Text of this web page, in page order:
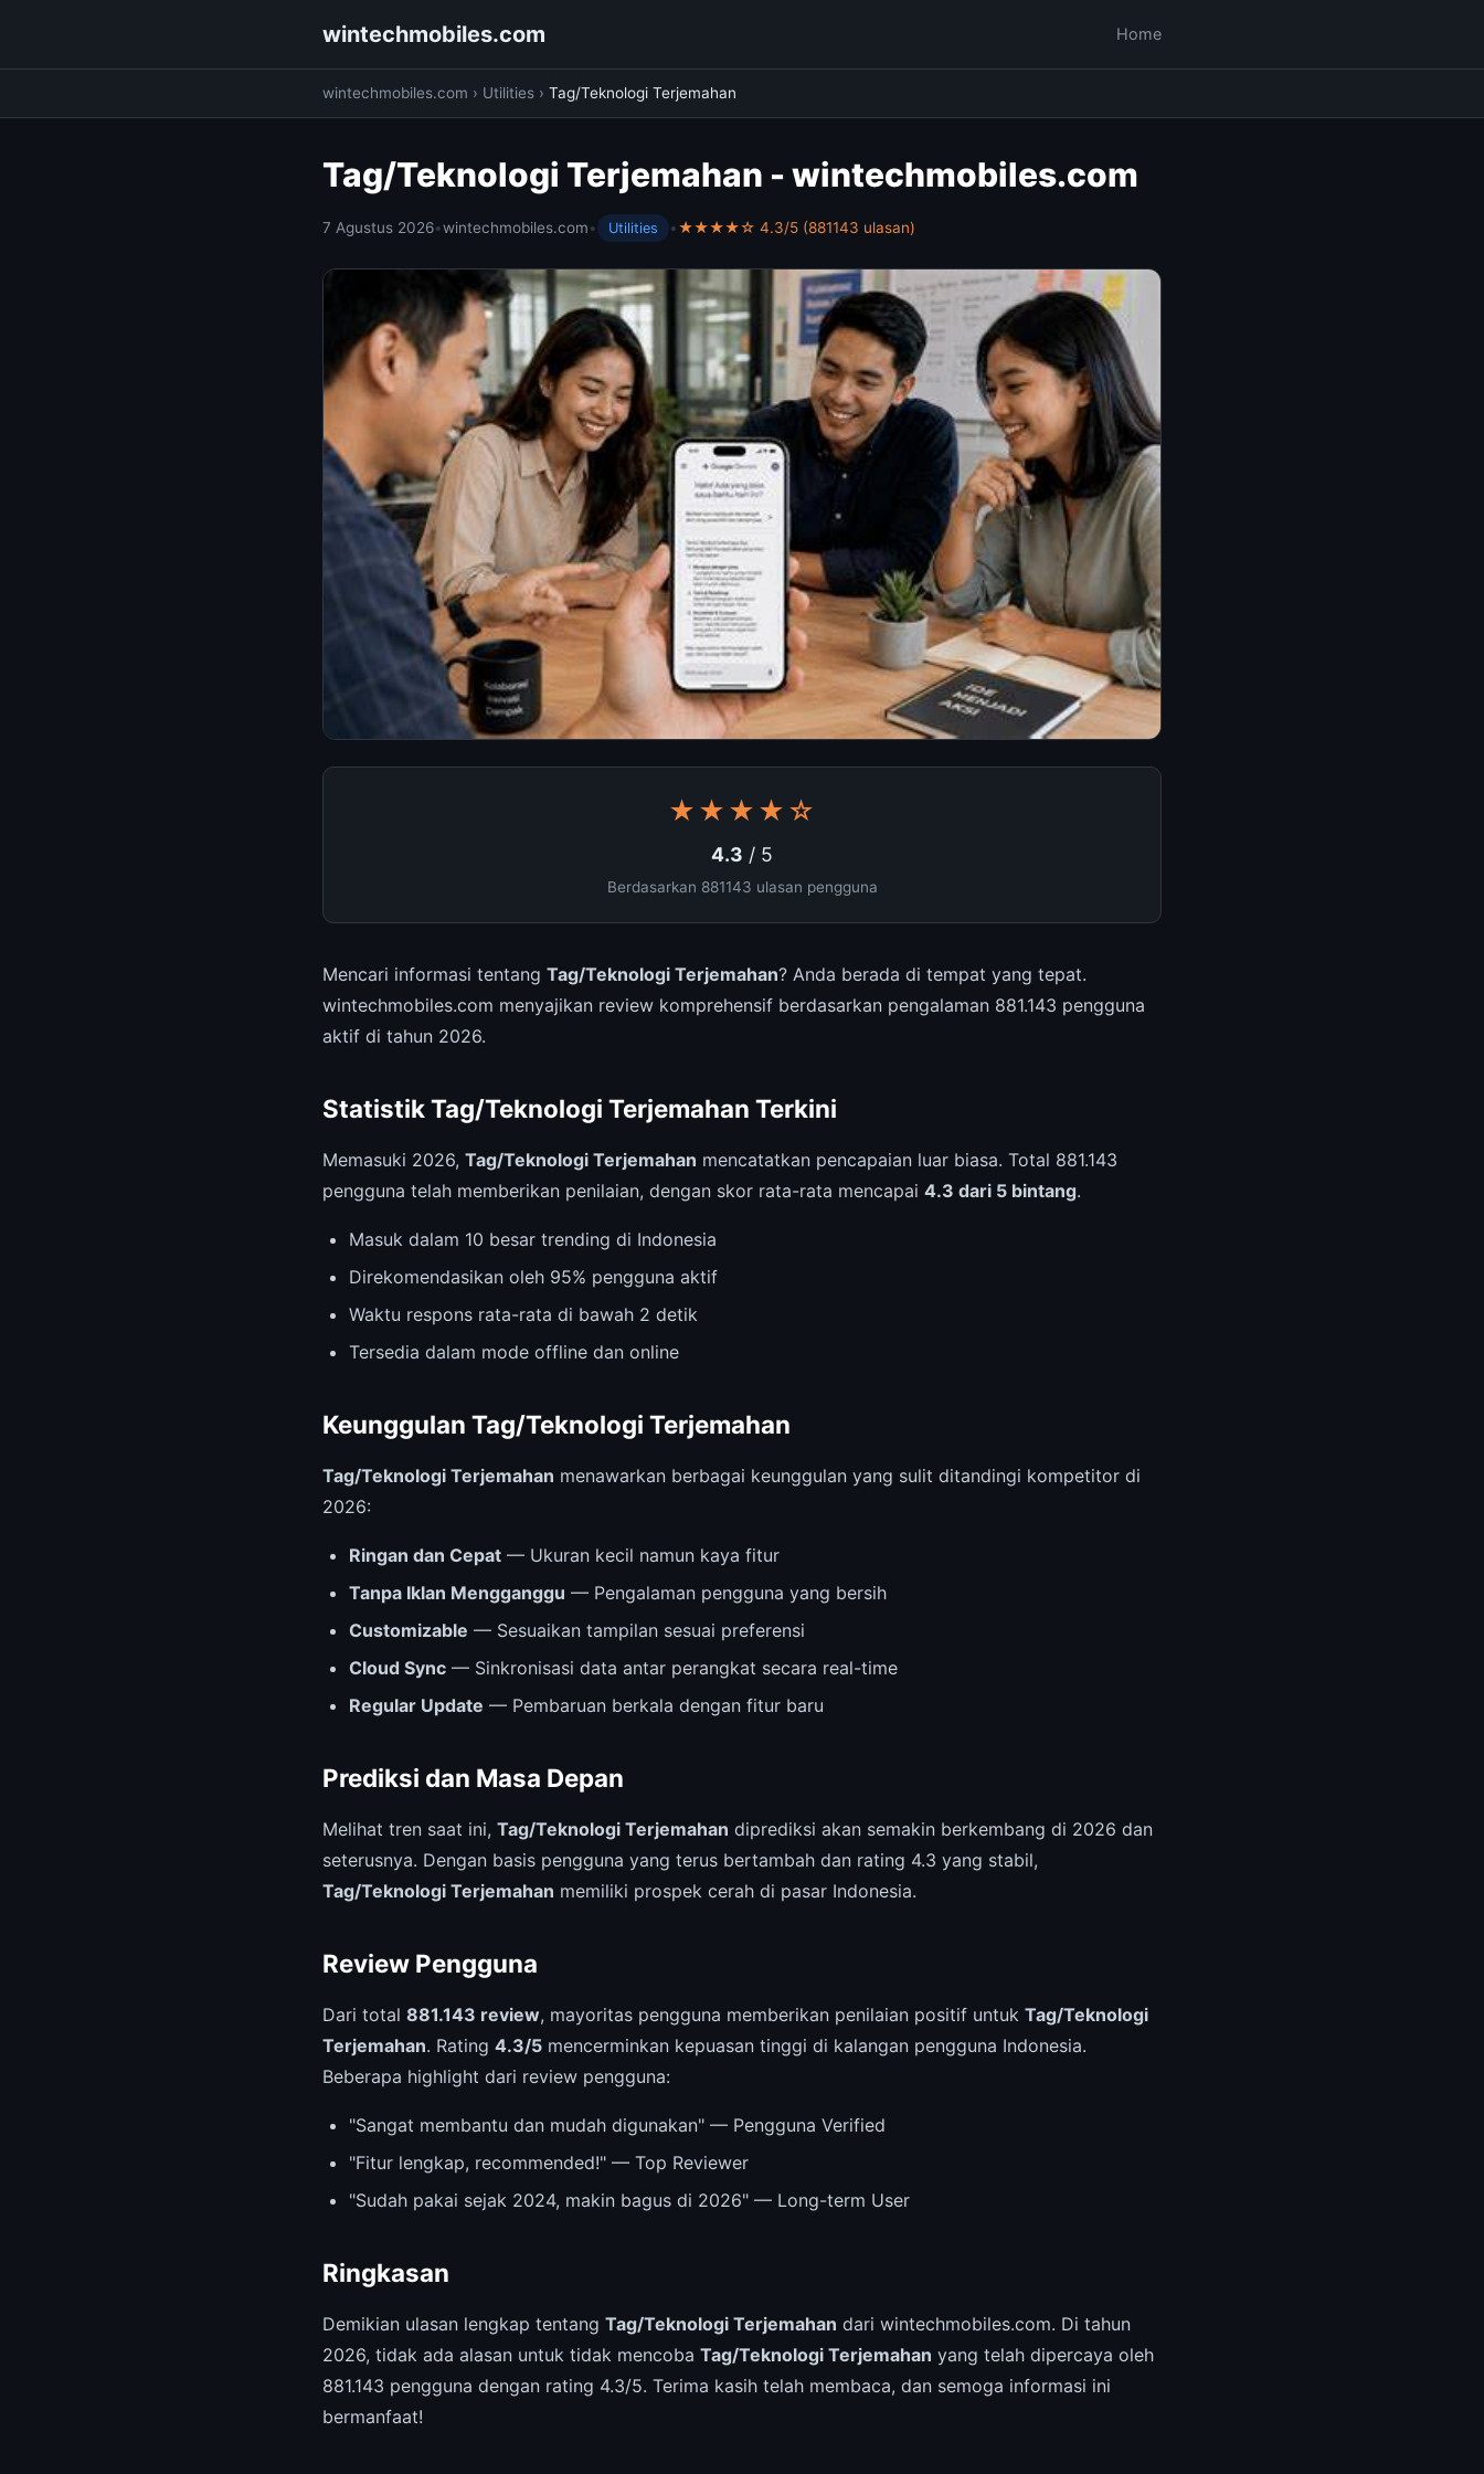
wintechmobiles.com Home
wintechmobiles.com › Utilities › Tag/Teknologi Terjemahan
Tag/Teknologi Terjemahan - wintechmobiles.com
7 Agustus 2026•wintechmobiles.com• Utilities •★★★★☆ 4.3/5 (881143 ulasan)
★★★★☆
4.3 / 5
Berdasarkan 881143 ulasan pengguna
Mencari informasi tentang Tag/Teknologi Terjemahan? Anda berada di tempat yang tepat.
wintechmobiles.com menyajikan review komprehensif berdasarkan pengalaman 881.143 pengguna
aktif di tahun 2026.
Statistik Tag/Teknologi Terjemahan Terkini
Memasuki 2026, Tag/Teknologi Terjemahan mencatatkan pencapaian luar biasa. Total 881.143
pengguna telah memberikan penilaian, dengan skor rata-rata mencapai 4.3 dari 5 bintang.
Masuk dalam 10 besar trending di Indonesia
Direkomendasikan oleh 95% pengguna aktif
Waktu respons rata-rata di bawah 2 detik
Tersedia dalam mode offline dan online
Keunggulan Tag/Teknologi Terjemahan
Tag/Teknologi Terjemahan menawarkan berbagai keunggulan yang sulit ditandingi kompetitor di
2026:
Ringan dan Cepat — Ukuran kecil namun kaya fitur
Tanpa Iklan Mengganggu — Pengalaman pengguna yang bersih
Customizable — Sesuaikan tampilan sesuai preferensi
Cloud Sync — Sinkronisasi data antar perangkat secara real-time
Regular Update — Pembaruan berkala dengan fitur baru
Prediksi dan Masa Depan
Melihat tren saat ini, Tag/Teknologi Terjemahan diprediksi akan semakin berkembang di 2026 dan
seterusnya. Dengan basis pengguna yang terus bertambah dan rating 4.3 yang stabil,
Tag/Teknologi Terjemahan memiliki prospek cerah di pasar Indonesia.
Review Pengguna
Dari total 881.143 review, mayoritas pengguna memberikan penilaian positif untuk Tag/Teknologi
Terjemahan. Rating 4.3/5 mencerminkan kepuasan tinggi di kalangan pengguna Indonesia.
Beberapa highlight dari review pengguna:
"Sangat membantu dan mudah digunakan" — Pengguna Verified
"Fitur lengkap, recommended!" — Top Reviewer
"Sudah pakai sejak 2024, makin bagus di 2026" — Long-term User
Ringkasan
Demikian ulasan lengkap tentang Tag/Teknologi Terjemahan dari wintechmobiles.com. Di tahun
2026, tidak ada alasan untuk tidak mencoba Tag/Teknologi Terjemahan yang telah dipercaya oleh
881.143 pengguna dengan rating 4.3/5. Terima kasih telah membaca, dan semoga informasi ini
bermanfaat!